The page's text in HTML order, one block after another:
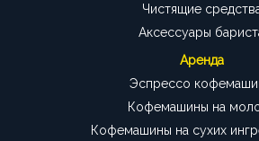
Чистящие
Аксессуары
Аренда
Эспрессо
Кофемашины на
Кофемашины на сухих